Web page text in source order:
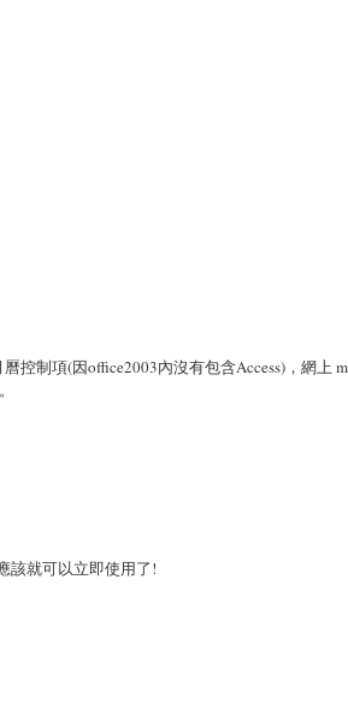
制項(因office2003內沒有包含Access)，網上
該就可以立即使用了!